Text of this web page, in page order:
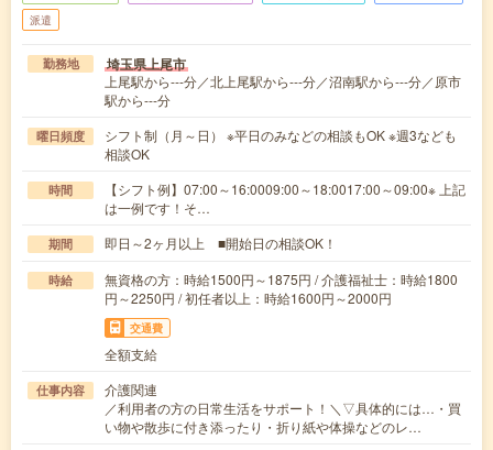
派遣
勤務地 埼玉県上尾市
上尾駅から---分／北上尾駅から---分／沼南駅から---分／原市
駅から---分
曜日頻度
シフト制（月～日） ※平日のみなどの相談もOK ※週3なども
相談OK
時間
【シフト例】07:00～16:0009:00～18:0017:00～09:00※ 上記
は一例です！そ…
期間 即日～2ヶ月以上 ■開始日の相談OK！
時給
無資格の方：時給1500円～1875円 / 介護福祉士：時給1800
円～2250円 / 初任者以上：時給1600円～2000円
交通費
全額支給
仕事内容
介護関連
／利用者の方の日常生活をサポート！＼▽具体的には…・買
い物や散歩に付き添ったり・折り紙や体操などのレ…